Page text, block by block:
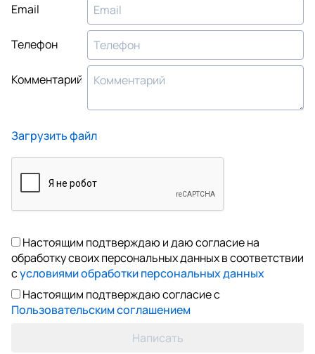
Email
Телефон
Комментарий
Загрузить файл
Настоящим подтверждаю и даю согласие на
обработку своих персональных данных в соответствии
сусловиями обработки персональных данных
Настоящим подтверждаю согласие с
Пользовательским соглашением
Написать